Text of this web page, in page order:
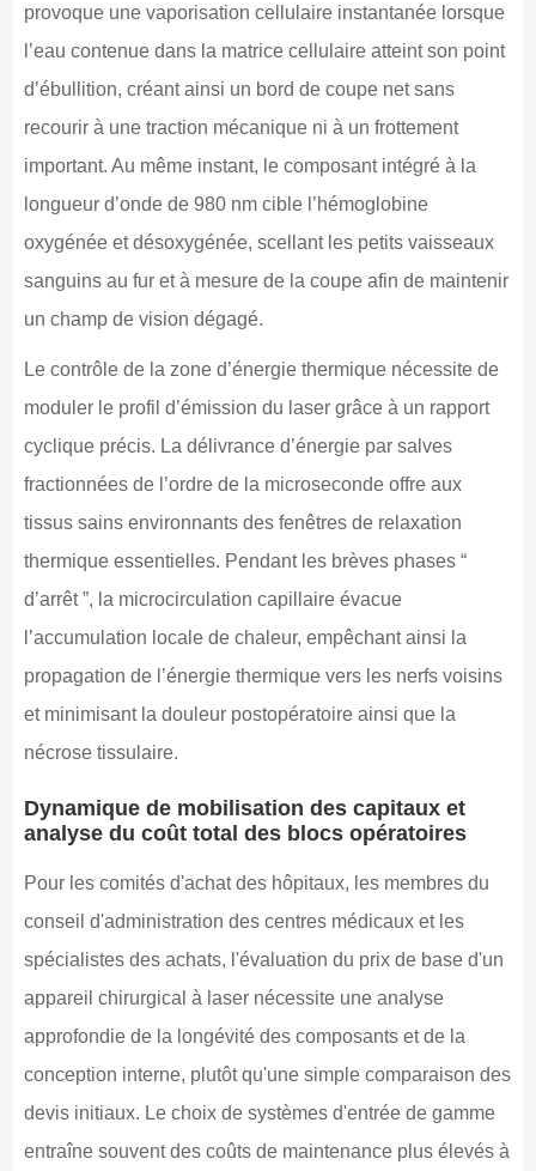
provoque une vaporisation cellulaire instantanée lorsque
l’eau contenue dans la matrice cellulaire atteint son point
d’ébullition, créant ainsi un bord de coupe net sans
recourir à une traction mécanique ni à un frottement
important. Au même instant, le composant intégré à la
longueur d’onde de 980 nm cible l’hémoglobine
oxygénée et désoxygénée, scellant les petits vaisseaux
sanguins au fur et à mesure de la coupe afin de maintenir
un champ de vision dégagé.
Le contrôle de la zone d’énergie thermique nécessite de
moduler le profil d’émission du laser grâce à un rapport
cyclique précis. La délivrance d’énergie par salves
fractionnées de l’ordre de la microseconde offre aux
tissus sains environnants des fenêtres de relaxation
thermique essentielles. Pendant les brèves phases “
d’arrêt ”, la microcirculation capillaire évacue
l’accumulation locale de chaleur, empêchant ainsi la
propagation de l’énergie thermique vers les nerfs voisins
et minimisant la douleur postopératoire ainsi que la
nécrose tissulaire.
Dynamique de mobilisation des capitaux et
analyse du coût total des blocs opératoires
Pour les comités d'achat des hôpitaux, les membres du
conseil d'administration des centres médicaux et les
spécialistes des achats, l'évaluation du prix de base d'un
appareil chirurgical à laser nécessite une analyse
approfondie de la longévité des composants et de la
conception interne, plutôt qu'une simple comparaison des
devis initiaux. Le choix de systèmes d'entrée de gamme
entraîne souvent des coûts de maintenance plus élevés à